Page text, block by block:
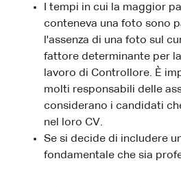
I tempi in cui la maggior
conteneva una foto sono
l'assenza di una foto sul
fattore determinante per
lavoro di Controllore. È
molti responsabili delle
considerano i candidati
nel loro CV.
Se si decide di includere
fondamentale che sia